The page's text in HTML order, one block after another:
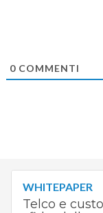
0COMMENTI
WHITEPAPER
Telco e